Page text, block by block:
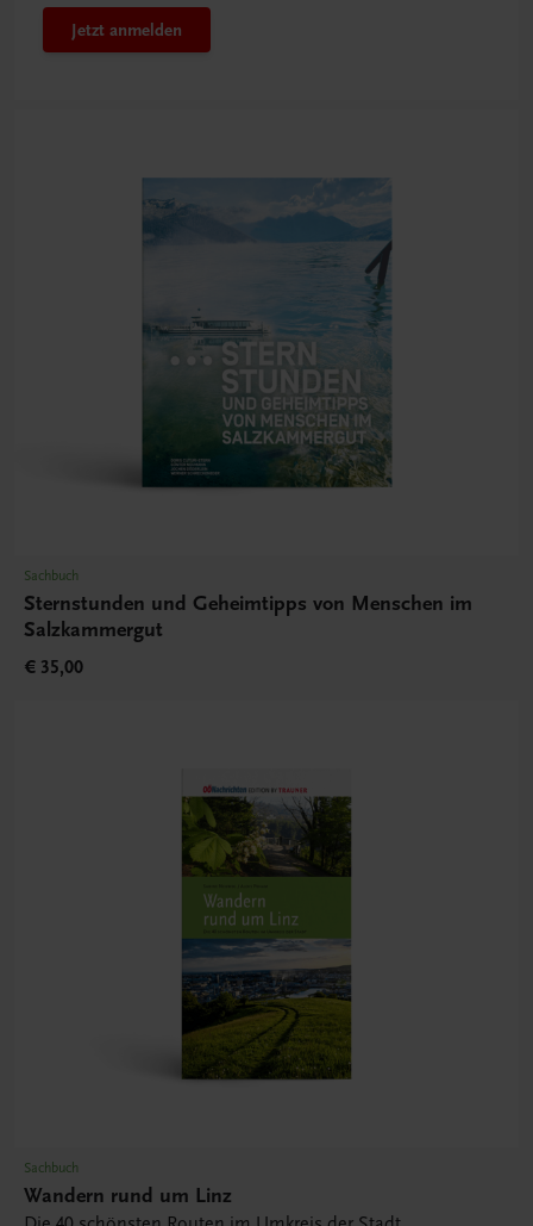
Jetzt anmelden
Sachbuch
Sternstunden und Geheimtipps von Menschen im
Salzkammergut
€ 35,00
Sachbuch
Wandern rund um Linz